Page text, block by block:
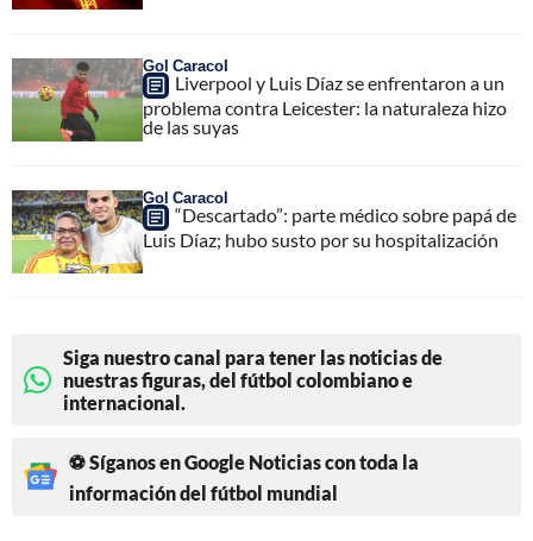
Gol Caracol
Liverpool y Luis Díaz se enfrentaron a un
problema contra Leicester: la naturaleza hizo
de las suyas
Gol Caracol
“Descartado”: parte médico sobre papá de
Luis Díaz; hubo susto por su hospitalización
Siga nuestro canal para tener las noticias de
nuestras figuras, del fútbol colombiano e
internacional.
⚽ Síganos en Google Noticias con toda la
información del fútbol mundial